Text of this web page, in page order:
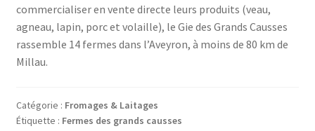
commercialiser en vente directe leurs produits (veau,
agneau, lapin, porc et volaille), le Gie des Grands Causses
rassemble 14 fermes dans l’Aveyron, à moins de 80 km de
Millau.
Catégorie : Fromages & Laitages
Étiquette : Fermes des grands causses